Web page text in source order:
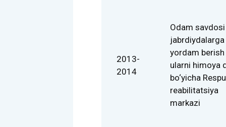
2013-
2014
Odam savdosi
jabrdiydalarga
yordam berish
ularni himoya
bo‘yicha
reabilitatsiya
markazi